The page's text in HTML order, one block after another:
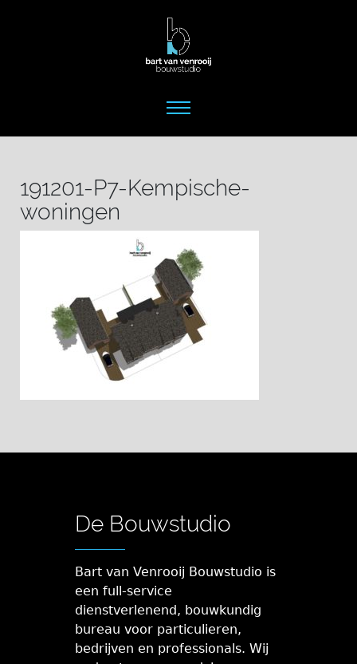
191201-P7-Kempische-
woningen
De Bouwstudio
Bart van Venrooij Bouwstudio is
een full-service
dienstverlenend, bouwkundig
bureau voor particulieren,
bedrijven en professionals. Wij